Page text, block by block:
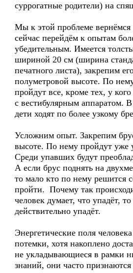
суррогатные родители) на
Мы к этой проблеме
сейчас перейдём к опытам
убедительным. Имеется
шириной 20 см (ширина
печатного листа), закрепим
полуметровой высоте. По
пройдут все, кроме тех, у
с вестибулярным аппаратом.
дети ходят по более узкому
Усложним опыт. Закрепим
высоте. По нему пройдут уже
Среди упавших будут
А если брус поднять на
то мало кто по нему решится
пройти. Почему так
человек думает, что упадёт,
действительно упадёт.
Энергетические поля
потемки, хотя накоплено
не укладывающиеся в рамки
знаний, они часто